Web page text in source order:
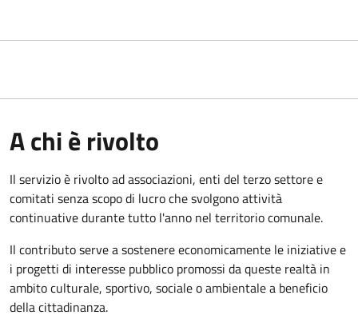
A chi è rivolto
Il servizio è rivolto ad associazioni, enti del terzo settore e
comitati senza scopo di lucro che svolgono attività
continuative durante tutto l'anno nel territorio comunale.
Il contributo serve a sostenere economicamente le iniziative e
i progetti di interesse pubblico promossi da queste realtà in
ambito culturale, sportivo, sociale o ambientale a beneficio
della cittadinanza.